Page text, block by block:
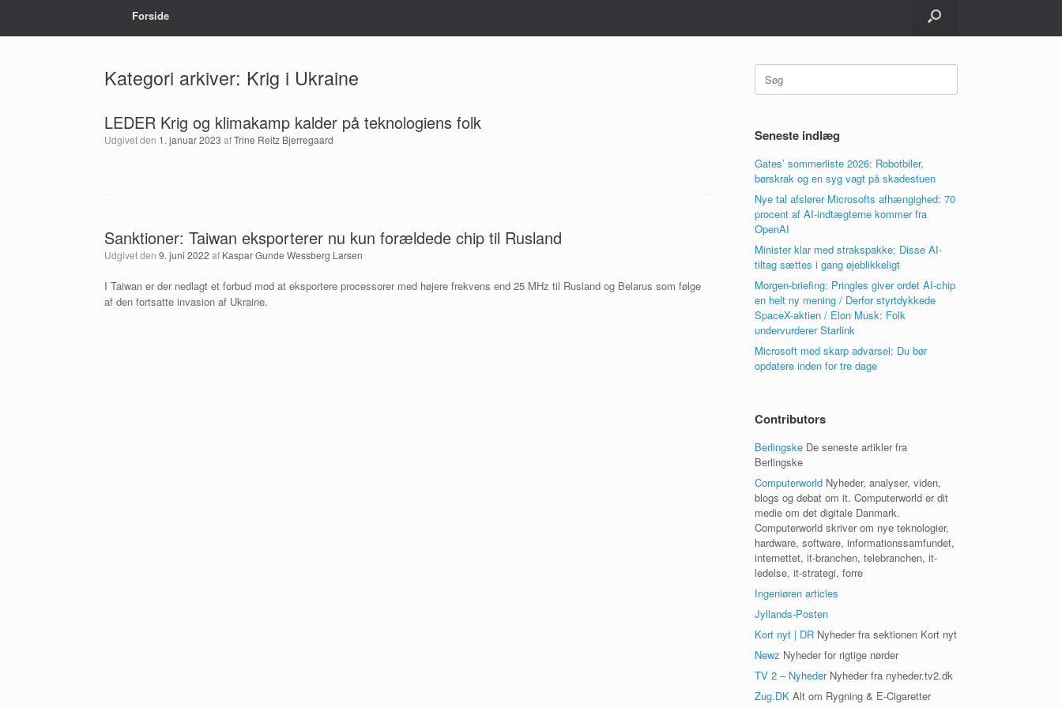
Forside
Kategori arkiver: Krig i Ukraine
LEDER Krig og klimakamp kalder på teknologiens folk
Udgivet den 1. januar 2023 afTrine Reitz Bjerregaard
Sanktioner: Taiwan eksporterer nu kun forældede chip til Rusland
Udgivet den 9. juni 2022 af Kaspar Gunde Wessberg Larsen
I Taiwan er der nedlagt et forbud mod at eksportere processorer med højere frekvens end 25 MHz til Rusland og Belarus som følge
af den fortsatte invasion af Ukraine.
Søg
efter:
Seneste indlæg
Gates’ sommerliste 2026: Robotbiler,
børskrak og en syg vagt på skadestuen
Nye tal afslører Microsofts afhængighed: 70
procent af AI-indtægterne kommer fra
OpenAI
Minister klar med strakspakke: Disse AI-
tiltag sættes i gang øjeblikkeligt
Morgen-briefing: Pringles giver ordet AI-chip
en helt ny mening / Derfor styrtdykkede
SpaceX-aktien / Elon Musk: Folk
undervurderer Starlink
Microsoft med skarp advarsel: Du bør
opdatere inden for tre dage
Contributors
Berlingske De seneste artikler fra
Berlingske
Computerworld Nyheder, analyser, viden,
blogs og debat om it. Computerworld er dit
medie om det digitale Danmark.
Computerworld skriver om nye teknologier,
hardware, software, informationssamfundet,
internettet, it-branchen, telebranchen, it-
ledelse, it-strategi, forre
Ingeniøren articles
Jyllands-Posten
Kort nyt | DR Nyheder fra sektionen Kort nyt
Newz Nyheder for rigtige nørder
TV 2 – NyhederNyheder fra nyheder.tv2.dk
Zug.DK Alt om Rygning & E-Cigaretter